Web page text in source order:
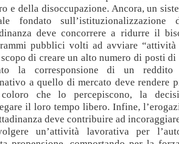
e della disoccupazione. Ancora, un
fondato
deve concorrere a ridurre il
pubblici volti ad avviare “attività
di creare un alto numero di posti
la corresponsione di un reddito
a quello di mercato deve rendere
che lo percepiscono, la
il loro tempo libero. Infine,
deve contribuire ad
un’attività lavorativa per